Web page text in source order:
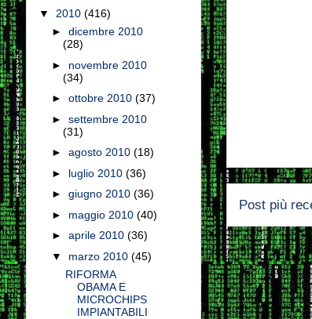
Post più
▼ 2010 (416)
►dicembre 2010
(28)
► novembre 2010
(34)
►ottobre 2010(37)
►settembre 2010
(31)
►agosto 2010(18)
► luglio 2010(36)
►giugno 2010(36)
► maggio 2010(40)
►aprile 2010(36)
▼ marzo 2010(45)
RIFORMA
OBAMA E
MICROCHIPS
IMPIANTABILI